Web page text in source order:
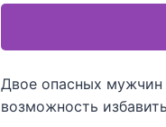
Двое опасных мужчин
возможность